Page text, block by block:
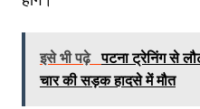
इसे भी पढ़े पटना ट्रेनिंग से
चार की सड़क हादसे में मौत